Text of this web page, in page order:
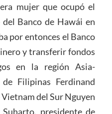
mujer que ocupó el
Banco de Hawái en
por entonces el Banco
y transferir fondos
en la región Asia-
Filipinas Ferdinand
del Sur Nguyen
presidente de